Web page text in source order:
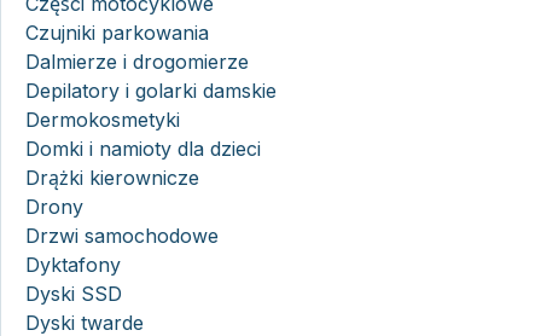
Czujniki parkowania
Dalmierze i drogomierze
Depilatory i golarki damskie
Dermokosmetyki
Domki i namioty dla dzieci
Drążki kierownicze
Drony
Drzwi samochodowe
Dyktafony
Dyski SSD
Dyski twarde